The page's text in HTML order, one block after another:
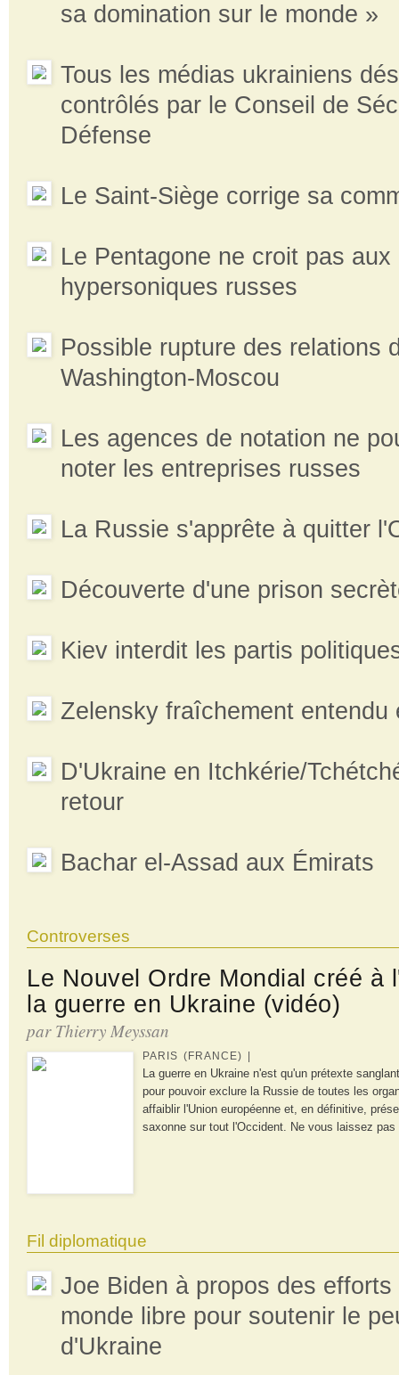
sa domination sur le monde »
Tous les médias ukrainiens
contrôlés par le Conseil de
Défense
Le Saint-Siège corrige sa
Le Pentagone ne croit pas aux
hypersoniques russes
Possible rupture des relations
Washington-Moscou
Les agences de notation ne
noter les entreprises russes
La Russie s'apprête à quitter
Découverte d'une prison
Kiev interdit les partis
Zelensky fraîchement entendu‎
D'Ukraine en Itchkérie/
retour
Bachar el-Assad aux Émirats
Controverses
Le Nouvel Ordre Mondial créé à
la guerre en Ukraine (vidéo)
par Thierry Meyssan
PARIS (FRANCE) |
La guerre en Ukraine n'est qu'un prétexte
pour pouvoir exclure la Russie de toutes les
affaiblir l'Union européenne et, en définitive,
saxonne sur tout l'Occident. Ne vous laissez pas
Fil diplomatique
Joe Biden à propos des efforts
monde libre pour soutenir le
d'Ukraine